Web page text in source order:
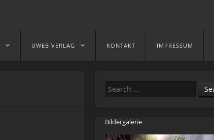
UWEB VERLAG KONTAKT IMPRESSUM
Search
Bildergalerie